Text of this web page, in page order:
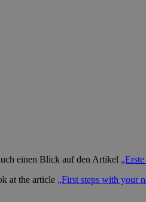
einen Blick auf den Artikel
at the article „First steps with your